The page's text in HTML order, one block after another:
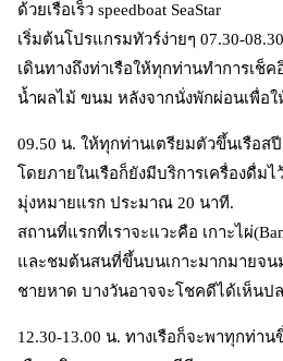
ด้วยเรือเร็ว speedboat SeaStar
เริ่มต้นโปรแกรมทัวร์ง่ายๆ 07.30-
เดินทางถึงท่าเรือให้ทุกท่านทำการเ
น้ำผลไม้ ขนม หลังจากนั่งพักผ่อนเพื่อ
09.50 น. ให้ทุกท่านเตรียมตัวขึ้นเรือส
โดยภายในเรือก็ยังมีบริการเครื่องดื่ม
มุ่งหมายแรก ประมาณ 20 นาที.
สถานที่แรกที่เราจะแวะคือ เกาะไผ่
และชมต้นสนที่ขึ้นบนเกาะมากมายจน
ชายหาด บางวันอาจจะโชคดีได้เห็น
12.30-13.00 น. ทางเรือก็จะพาทุกท่